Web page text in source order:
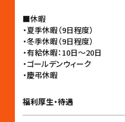
■休暇
・夏季休暇（9日程度）
・冬季休暇（9日程度）
・有給休暇：10日〜20日
・ゴールデンウィーク
・慶弔休暇
福利厚生・待遇